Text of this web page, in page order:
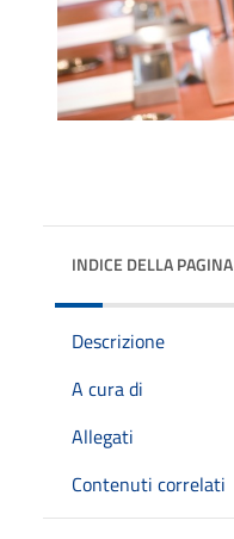
INDICE DELLA PAGINA
Descrizione
A cura di
Allegati
Contenuti correlati